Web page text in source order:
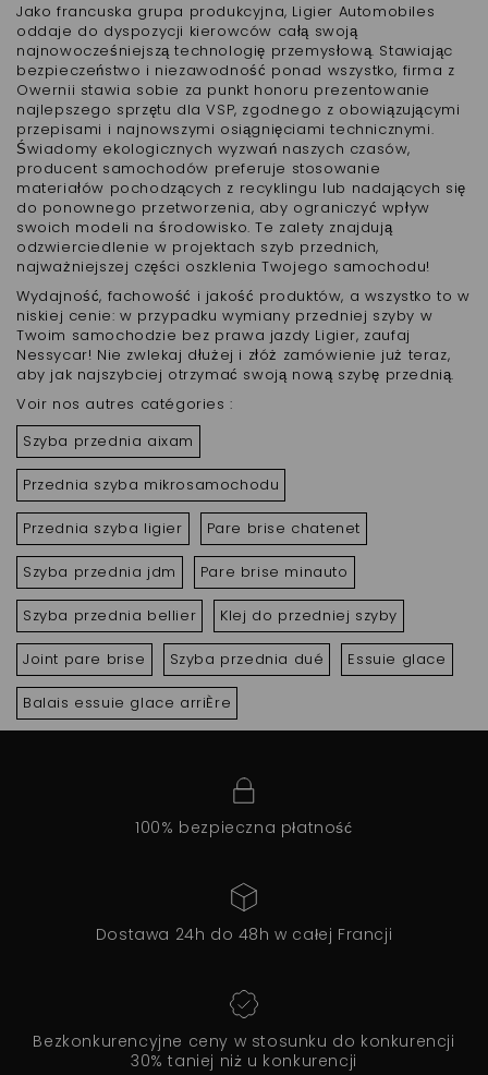
Jako francuska grupa produkcyjna, Ligier Automobiles
oddaje do dyspozycji kierowców całą swoją
najnowocześniejszą technologię przemysłową. Stawiając
bezpieczeństwo i niezawodność ponad wszystko, firma z
Owernii stawia sobie za punkt honoru prezentowanie
najlepszego sprzętu dla VSP, zgodnego z obowiązującymi
przepisami i najnowszymi osiągnięciami technicznymi.
Świadomy ekologicznych wyzwań naszych czasów,
producent samochodów preferuje stosowanie
materiałów pochodzących z recyklingu lub nadających się
do ponownego przetworzenia, aby ograniczyć wpływ
swoich modeli na środowisko. Te zalety znajdują
odzwierciedlenie w projektach szyb przednich,
najważniejszej części oszklenia Twojego samochodu!
Wydajność, fachowość i jakość produktów, a wszystko to w
niskiej cenie: w przypadku wymiany przedniej szyby w
Twoim samochodzie bez prawa jazdy Ligier, zaufaj
Nessycar! Nie zwlekaj dłużej i złóż zamówienie już teraz,
aby jak najszybciej otrzymać swoją nową szybę przednią.
Voir nos autres catégories :
Szyba przednia aixam
Przednia szyba mikrosamochodu
Przednia szyba ligier Pare brise chatenet
Szyba przednia jdm Pare brise minauto
Szyba przednia bellier Klej do przedniej szyby
Joint pare brise Szyba przednia dué Essuie glace
Balais essuie glace arriÈre
100% bezpieczna płatność
Dostawa 24h do 48h w całej Francji
Bezkonkurencyjne ceny w stosunku do konkurencji
30% taniej niż u konkurencji